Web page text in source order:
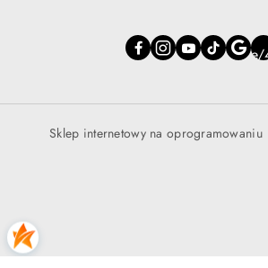
Sklep internetowy na oprogramowaniu